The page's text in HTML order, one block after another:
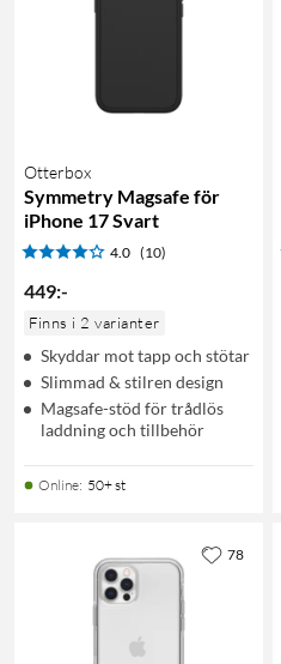
Otterbox
Symmetry Magsafe för
iPhone 17 Svart
4.0 (10)
449:-
Finns i 2 varianter
Skyddar mot tapp och stötar
Slimmad & stilren design
Magsafe-stöd för trådlös
laddning och tillbehör
Online: 50+ st
78